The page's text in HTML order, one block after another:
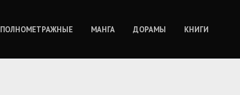
ПОЛНОМЕТРАЖНЫЕ МАНГА ДОРАМЫ КНИГИ